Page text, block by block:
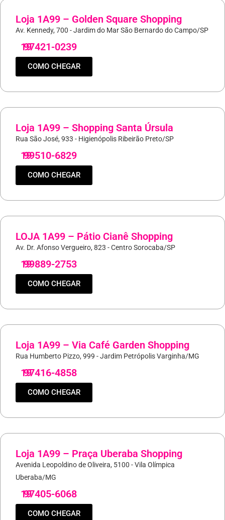
Loja 1A99 – Golden Square Shopping
Av. Kennedy, 700 - Jardim do Mar São Bernardo do Campo/SP
19
97421-0239
COMO CHEGAR
Loja 1A99 – Shopping Santa Úrsula
Rua São José, 933 - Higienópolis Ribeirão Preto/SP
19
99510-6829
COMO CHEGAR
LOJA 1A99 – Pátio Cianê Shopping
Av. Dr. Afonso Vergueiro, 823 - Centro Sorocaba/SP
19
99889-2753
COMO CHEGAR
Loja 1A99 – Via Café Garden Shopping
Rua Humberto Pizzo, 999 - Jardim Petrópolis Varginha/MG
19
97416-4858
COMO CHEGAR
Loja 1A99 – Praça Uberaba Shopping
Avenida Leopoldino de Oliveira, 5100 - Vila Olímpica
Uberaba/MG
19
97405-6068
COMO CHEGAR